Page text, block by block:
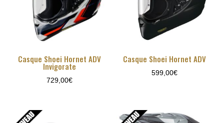
Casque Shoei Hornet ADV
Invigorate
729,00€
Casque Shoei Hornet ADV
599,00€